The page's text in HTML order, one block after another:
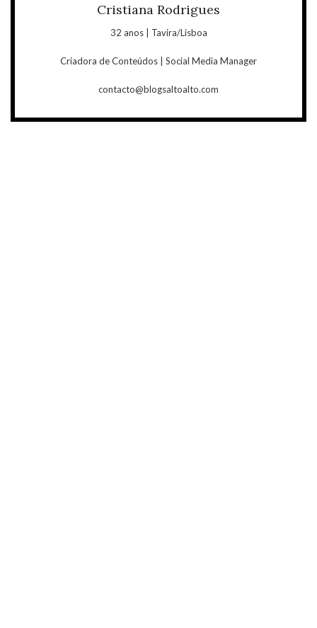
Cristiana Rodrigues
32 anos | Tavira/Lisboa
Criadora de Conteúdos | Social Media Manager
contacto@blogsaltoalto.com